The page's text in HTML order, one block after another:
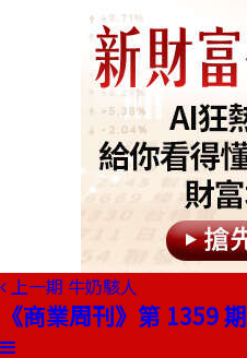
上一期 牛奶駭人
《商業周刊》第 1359 期